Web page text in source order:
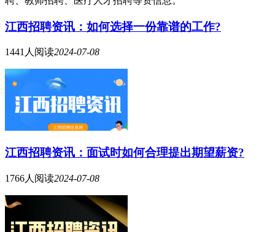
江西招聘资讯：如何选择一份靠谱的工作?
1441人阅读2024-07-08
江西招聘资讯：面试时如何合理提出期望薪资?
1766人阅读2024-07-08